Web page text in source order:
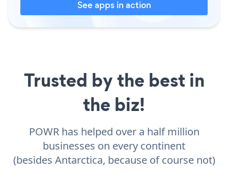
See apps in action
Trusted by the best in
the biz!
POWR has helped over a half million
businesses on every continent
(besides Antarctica, because of course not)